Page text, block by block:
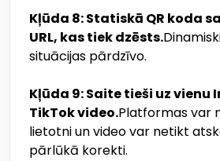
Kļūda 8: Statiskā QR koda
URL, kas tiek dzēsts.
situācijas pārdzīvo.
Kļūda 9: Saite tieši uz vienu
TikTok video.Platformas var
lietotni un video var netikt
pārlūkā korekti.